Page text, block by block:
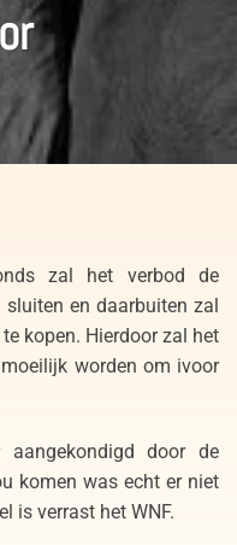
zal het verbod de
en daarbuiten zal
kopen. Hierdoor zal het
worden om ivoor
door de
komen was echt er niet
is verrast het WNF.